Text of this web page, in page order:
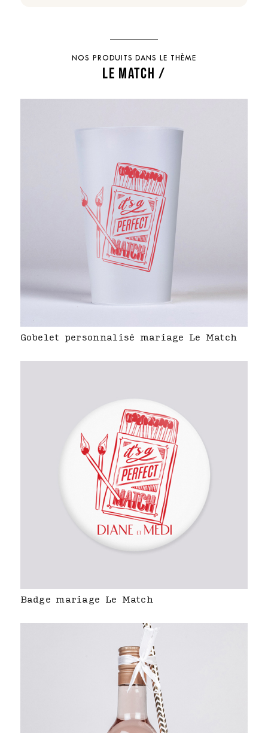
NOS PRODUITS DANS LE THÈME
LE MATCH /
Gobelet personnalisé mariage Le Match
Badge mariage Le Match